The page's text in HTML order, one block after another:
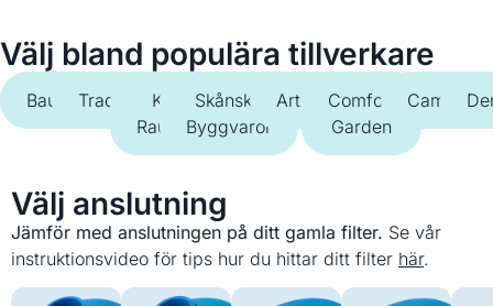
Välj bland populära tillverkare
BauhausTrademax
K-
Rauta
Skånska
Byggvaror
ArtesianComfort
Garden
Camargue
Välj anslutning
Jämför med anslutningen på ditt gamla filter. Se vår
instruktionsvideo för tips hur du hittar ditt filter här.